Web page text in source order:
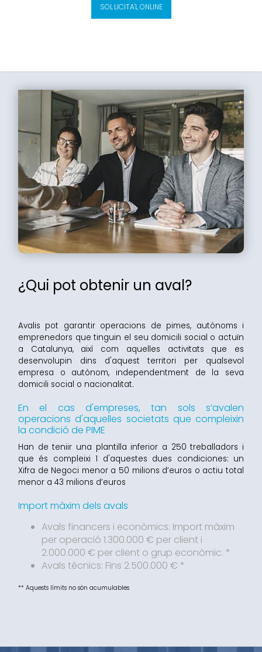
SOL·LICITA'L ONLINE
¿Qui pot obtenir un aval?
Avalis pot garantir operacions de pimes, autònoms i
emprenedors que tinguin el seu domicili social o actuïn
a Catalunya, així com aquelles activitats que es
desenvolupin dins d'aquest territori per qualsevol
empresa o autònom, independentment de la seva
domicili social o nacionalitat.
En el cas d'empreses, tan sols s’avalen
operacions d'aquelles societats que compleixin
la condició de PIME
Han de teniir una plantilla inferior a 250 treballadors i
que és compleixi 1 d'aquestes dues condiciones: un
Xifra de Negoci menor a 50 milions d’euros o actiu total
menor a 43 milions d’euros
Import màxim dels avals
Avals financers i econòmics: Import màxim
per operació 1.300.000 € per client i
2.000.000 € per client o grup econòmic. *
Avals tècnics: Fins 2.500.000 € *
** Aquests límits no són acumulables